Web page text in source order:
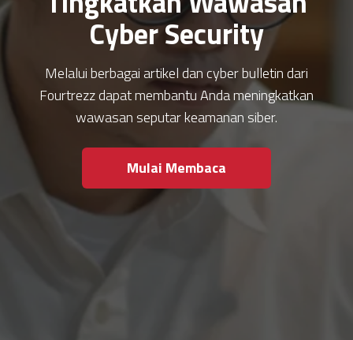
Cyber Security
Melalui berbagai artikel dan cyber bulletin dari
Fourtrezz dapat membantu Anda meningkatkan
wawasan seputar keamanan siber.
Mulai Membaca